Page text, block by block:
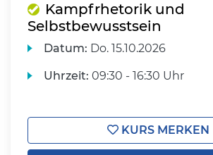
Kampfrhetorik und
Selbstbewusstsein
Datum: Do. 15.10.2026
Uhrzeit: 09:30 - 16:30 Uhr
KURS MERKEN